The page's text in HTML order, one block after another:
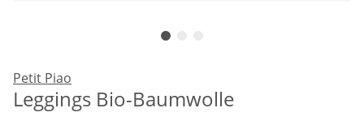
Petit Piao
Leggings Bio-Baumwolle